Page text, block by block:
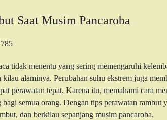
Saat Musim Pancaroba
785
tidak menentu yang sering memengaruhi
alaminya. Perubahan suhu ekstrem juga
perawatan tepat. Karena itu, memahami cara
semua orang. Dengan tips perawatan rambut
dan berkilau sepanjang musim pancaroba.